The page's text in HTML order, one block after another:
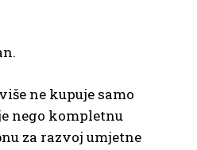
ne kupuje samo
nego kompletnu
za razvoj umjetne